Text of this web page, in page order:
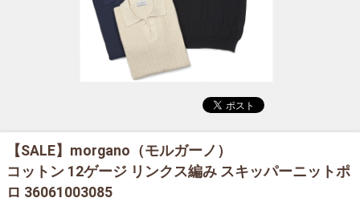
【SALE】 morgano（モルガーノ）
コットン 12ゲージ リンクス編み スキッパーニットポ
ロ 36061003085